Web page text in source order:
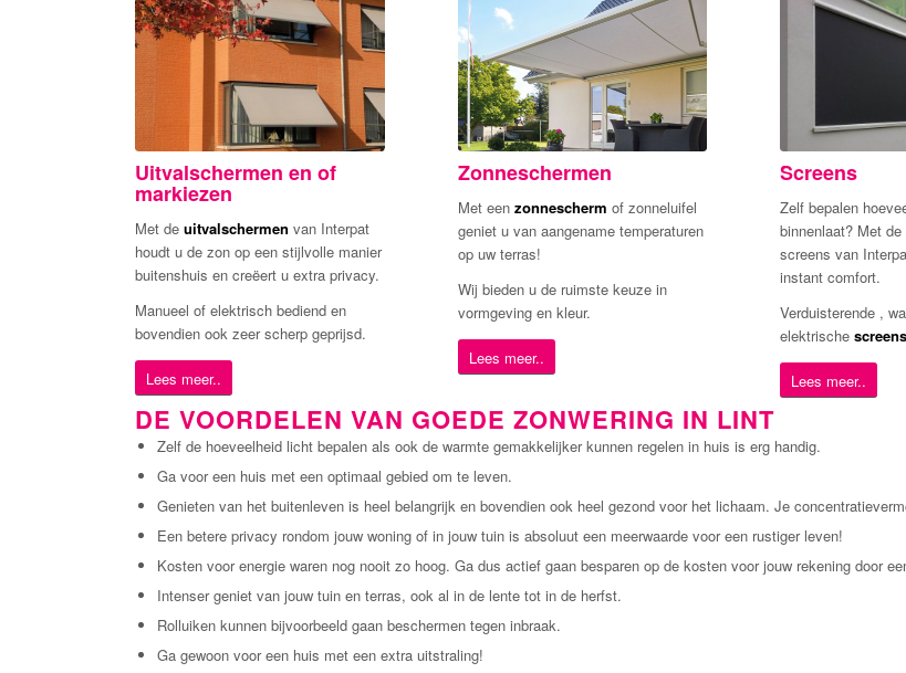
Uitvalschermen en of
markiezen
Met de uitvalschermen van Interpat
houdt u de zon op een stijlvolle manier
buitenshuis en creëert u extra privacy.
Manueel of elektrisch bediend en
bovendien ook zeer scherp geprijsd.
Lees meer..
Zonneschermen
Met een zonnescherm of zonneluifel
geniet u van aangename temperaturen
op uw terras!
Wij bieden u de ruimste keuze in
vormgeving en kleur.
Lees meer..
Screens
Zelf bepalen
binnenlaat? Met
screens van
instant comfort.
Verduisterende ,
elektrische screens
Lees meer..
DE VOORDELEN VAN GOEDE ZONWERING IN LINT
Zelf de hoeveelheid licht bepalen als ook de warmte gemakkelijker kunnen regelen in huis is erg handig.
Ga voor een huis met een optimaal gebied om te leven.
Genieten van het buitenleven is heel belangrijk en bovendien ook heel gezond voor het lichaam. Je
Een betere privacy rondom jouw woning of in jouw tuin is absoluut een meerwaarde voor een rustiger leven!
Kosten voor energie waren nog nooit zo hoog. Ga dus actief gaan besparen op de kosten voor jouw rekening door
Intenser geniet van jouw tuin en terras, ook al in de lente tot in de herfst.
Rolluiken kunnen bijvoorbeeld gaan beschermen tegen inbraak.
Ga gewoon voor een huis met een extra uitstraling!